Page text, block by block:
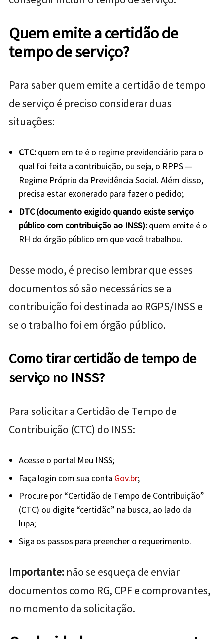
Quem emite a certidão de
tempo de serviço?
Para saber quem emite a certidão de tempo
de serviço é preciso considerar duas
situações:
CTC: quem emite é o regime previdenciário para o
qual foi feita a contribuição, ou seja, o RPPS —
Regime Próprio da Previdência Social. Além disso,
precisa estar exonerado para fazer o pedido;
DTC (documento exigido quando existe serviço
público com contribuição ao INSS): quem emite é o
RH do órgão público em que você trabalhou.
Desse modo, é preciso lembrar que esses
documentos só são necessários se a
contribuição foi destinada ao RGPS/INSS e
se o trabalho foi em órgão público.
Como tirar certidão de tempo de
serviço no INSS?
Para solicitar a Certidão de Tempo de
Contribuição (CTC) do INSS:
Acesse o portal Meu INSS;
Faça login com sua conta Gov.br;
Procure por “Certidão de Tempo de Contribuição”
(CTC) ou digite “certidão” na busca, ao lado da
lupa;
Siga os passos para preencher o requerimento.
Importante: não se esqueça de enviar
documentos como RG, CPF e comprovantes,
no momento da solicitação.